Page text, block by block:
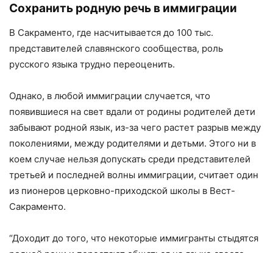
Сохранить родную речь в иммиграции
В Сакраменто, где насчитывается до 100 тыс.
представителей славянского сообщества, роль
русского языка трудно переоценить.
Однако, в любой иммиграции случается, что
появившиеся на свет вдали от родины родителей дети
забывают родной язык, из-за чего растет разрыв между
поколениями, между родителями и детьми. Этого ни в
коем случае нельзя допускать среди представителей
третьей и последней волны иммиграции, считает один
из пионеров церковно-приходской школы в Вест-
Сакраменто.
“Доходит до того, что некоторые иммигранты стыдятся